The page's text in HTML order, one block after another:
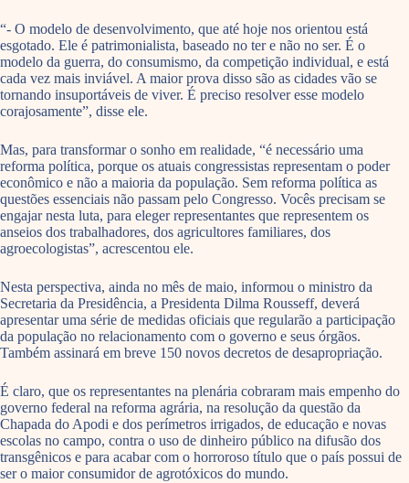
“- O modelo de desenvolvimento, que até hoje nos orientou está
esgotado. Ele é patrimonialista, baseado no ter e não no ser. É o
modelo da guerra, do consumismo, da competição individual, e está
cada vez mais inviável. A maior prova disso são as cidades vão se
tornando insuportáveis de viver. É preciso resolver esse modelo
corajosamente”, disse ele.
Mas, para transformar o sonho em realidade, “é necessário uma
reforma política, porque os atuais congressistas representam o poder
econômico e não a maioria da população. Sem reforma política as
questões essenciais não passam pelo Congresso. Vocês precisam se
engajar nesta luta, para eleger representantes que representem os
anseios dos trabalhadores, dos agricultores familiares, dos
agroecologistas”, acrescentou ele.
Nesta perspectiva, ainda no mês de maio, informou o ministro da
Secretaria da Presidência, a Presidenta Dilma Rousseff, deverá
apresentar uma série de medidas oficiais que regularão a participação
da população no relacionamento com o governo e seus órgãos.
Também assinará em breve 150 novos decretos de desapropriação.
É claro, que os representantes na plenária cobraram mais empenho do
governo federal na reforma agrária, na resolução da questão da
Chapada do Apodi e dos perímetros irrigados, de educação e novas
escolas no campo, contra o uso de dinheiro público na difusão dos
transgênicos e para acabar com o horroroso título que o país possui de
ser o maior consumidor de agrotóxicos do mundo.